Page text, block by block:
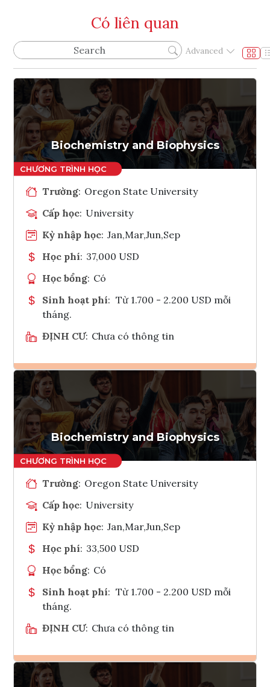
Có liên quan
Advanced
Biochemistry and Biophysics
Trường: Oregon State University
Cấp học: University
Kỳ nhập học: Jan,Mar,Jun,Sep
Học phí: 37,000 USD
Học bổng: Có
Sinh hoạt phí: Từ 1.700 - 2.200 USD mỗi
tháng.
ĐỊNH CƯ: Chưa có thông tin
Ghi danh
Tham vấn Interlink
Biochemistry and Biophysics
Trường: Oregon State University
Cấp học: University
Kỳ nhập học: Jan,Mar,Jun,Sep
Học phí: 33,500 USD
Học bổng: Có
Sinh hoạt phí: Từ 1.700 - 2.200 USD mỗi
tháng.
ĐỊNH CƯ: Chưa có thông tin
Ghi danh